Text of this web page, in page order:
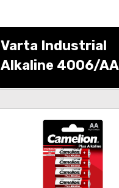
Varta Industrial
Alkaline 4006/AA
schrink 4